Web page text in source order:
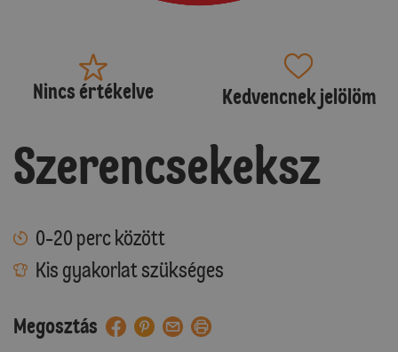
Nincs értékelve Kedvencnek jelölöm
Szerencsekeksz
0-20 perc között
Kis gyakorlat szükséges
Megosztás